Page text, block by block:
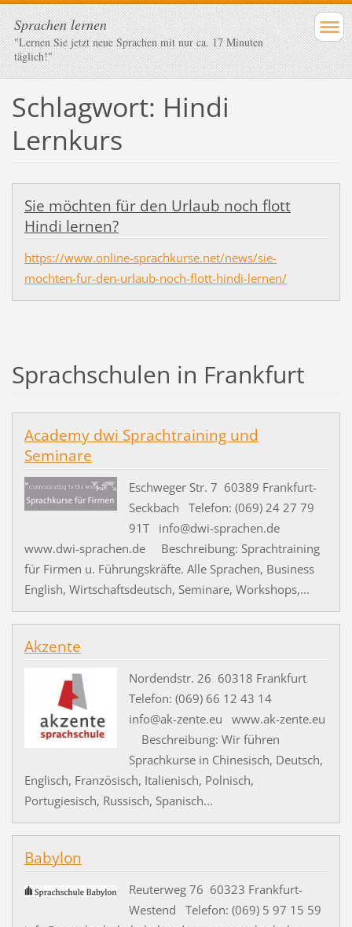
Sprachen lernen
"Lernen Sie jetzt neue Sprachen mit nur ca. 17 Minuten
täglich!"
Schlagwort: Hindi
Lernkurs
Sie möchten für den Urlaub noch flott
Hindi lernen?
https://www.online-sprachkurse.net/news/sie-
mochten-fur-den-urlaub-noch-flott-hindi-lernen/
Sprachschulen in Frankfurt
Academy dwi Sprachtraining und
Seminare
Eschweger Str. 7 60389 Frankfurt-
Seckbach Telefon: (069) 24 27 79
91T info@dwi-sprachen.de
www.dwi-sprachen.de Beschreibung: Sprachtraining
für Firmen u. Führungskräfte. Alle Sprachen, Business
English, Wirtschaftsdeutsch, Seminare, Workshops,...
Akzente
Nordendstr. 26 60318 Frankfurt
Telefon: (069) 66 12 43 14
info@ak-zente.eu www.ak-zente.eu
Beschreibung: Wir führen
Sprachkurse in Chinesisch, Deutsch,
Englisch, Französisch, Italienisch, Polnisch,
Portugiesisch, Russisch, Spanisch...
Babylon
Reuterweg 76 60323 Frankfurt-
Westend Telefon: (069) 5 97 15 59